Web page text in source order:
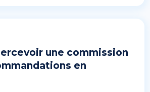
une commission
en